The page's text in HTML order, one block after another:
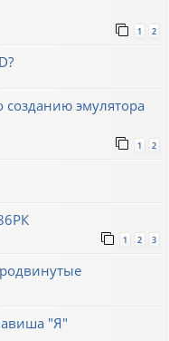
1 2
эмулятора
1 2
1 2 3
"Я"